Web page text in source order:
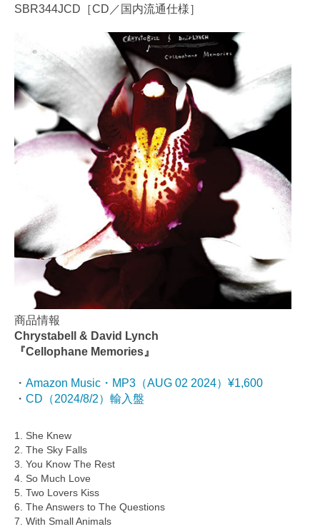
SBR344JCD［CD／国内流通仕様］
商品情報
Chrystabell & David Lynch
『Cellophane Memories』
・ Amazon Music・MP3（AUG 02 2024）¥1,600
・ CD（2024/8/2）輸入盤
1. She Knew
2. The Sky Falls
3. You Know The Rest
4. So Much Love
5. Two Lovers Kiss
6. The Answers to The Questions
7. With Small Animals